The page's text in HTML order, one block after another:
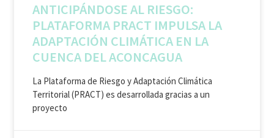
ANTICIPÁNDOSE AL RIESGO:
PLATAFORMA PRACT IMPULSA LA
ADAPTACIÓN CLIMÁTICA EN LA
CUENCA DEL ACONCAGUA
La Plataforma de Riesgo y Adaptación Climática
Territorial (PRACT) es desarrollada gracias a un
proyecto